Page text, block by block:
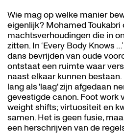
Wie mag op welke manier
eigenlijk? Mohamed
machtsverhoudingen die in
zitten. In ‘Every Body Knows
dans bevrijden van oude
ontstaat een ruimte waar
naast elkaar kunnen
lang als 'laag' zijn afgedaan
gevestigde canon. Foot work
weight shifts; virtuositeit en
samen. Het is geen fusie,
een herschrijven van de